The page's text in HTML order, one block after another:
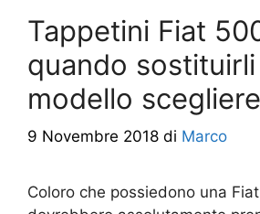
Tappetini Fiat
quando
modello
9 Novembre 2018 di Marco
Coloro che possiedono una